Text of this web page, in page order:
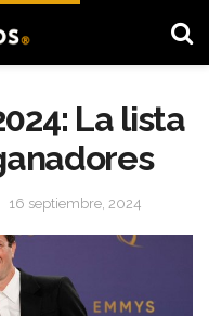
La lista
16 septiembre, 2024